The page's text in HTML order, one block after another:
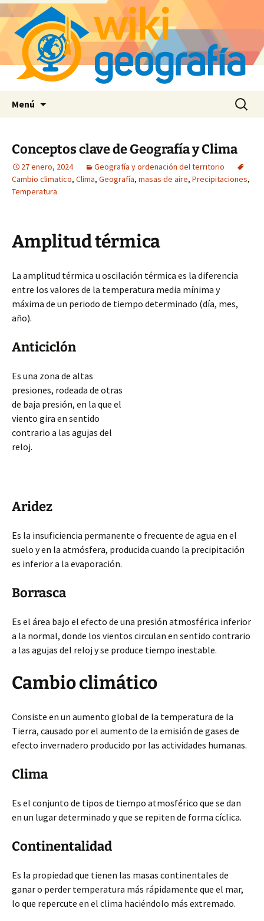
Menú Buscar:
Conceptos clave de Geografía y Clima
27 enero, 2024
Geografía y ordenación del territorio
Cambio climatico, Clima, Geografía, masas de aire, Precipitaciones,
Temperatura
Amplitud térmica
La amplitud térmica u oscilación térmica es la diferencia
entre los valores de la temperatura media mínima y
máxima de un periodo de tiempo determinado (día, mes,
año).
Anticiclón
Es una zona de altas
presiones, rodeada de otras
de baja presión, en la que el
viento gira en sentido
contrario a las agujas del
reloj.
Aridez
Es la insuficiencia permanente o frecuente de agua en el
suelo y en la atmósfera, producida cuando la precipitación
es inferior a la evaporación.
Borrasca
Es el área bajo el efecto de una presión atmosférica inferior
a la normal, donde los vientos circulan en sentido contrario
a las agujas del reloj y se produce tiempo inestable.
Cambio climático
Consiste en un aumento global de la temperatura de la
Tierra, causado por el aumento de la emisión de gases de
efecto invernadero producido por las actividades humanas.
Clima
Es el conjunto de tipos de tiempo atmosférico que se dan
en un lugar determinado y que se repiten de forma cíclica.
Continentalidad
Es la propiedad que tienen las masas continentales de
ganar o perder temperatura más rápidamente que el mar,
lo que repercute en el clima haciéndolo más extremado.